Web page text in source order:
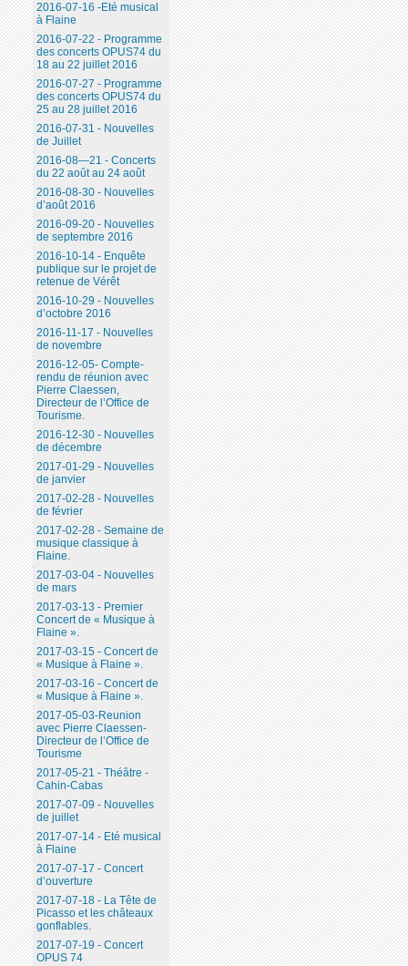
2016-07-16 -Eté musical
à Flaine
2016-07-22 - Programme
des concerts OPUS74 du
18 au 22 juillet 2016
2016-07-27 - Programme
des concerts OPUS74 du
25 au 28 juillet 2016
2016-07-31 - Nouvelles
de Juillet
2016-08—21 - Concerts
du 22 août au 24 août
2016-08-30 - Nouvelles
d’août 2016
2016-09-20 - Nouvelles
de septembre 2016
2016-10-14 - Enquête
publique sur le projet de
retenue de Vérêt
2016-10-29 - Nouvelles
d’octobre 2016
2016-11-17 - Nouvelles
de novembre
2016-12-05- Compte-
rendu de réunion avec
Pierre Claessen,
Directeur de l’Office de
Tourisme.
2016-12-30 - Nouvelles
de décembre
2017-01-29 - Nouvelles
de janvier
2017-02-28 - Nouvelles
de février
2017-02-28 - Semaine de
musique classique à
Flaine.
2017-03-04 - Nouvelles
de mars
2017-03-13 - Premier
Concert de « Musique à
Flaine ».
2017-03-15 - Concert de
« Musique à Flaine ».
2017-03-16 - Concert de
« Musique à Flaine ».
2017-05-03-Reunion
avec Pierre Claessen-
Directeur de l’Office de
Tourisme
2017-05-21 - Théâtre -
Cahin-Cabas
2017-07-09 - Nouvelles
de juillet
2017-07-14 - Eté musical
à Flaine
2017-07-17 - Concert
d’ouverture
2017-07-18 - La Tête de
Picasso et les châteaux
gonflables.
2017-07-19 - Concert
OPUS 74